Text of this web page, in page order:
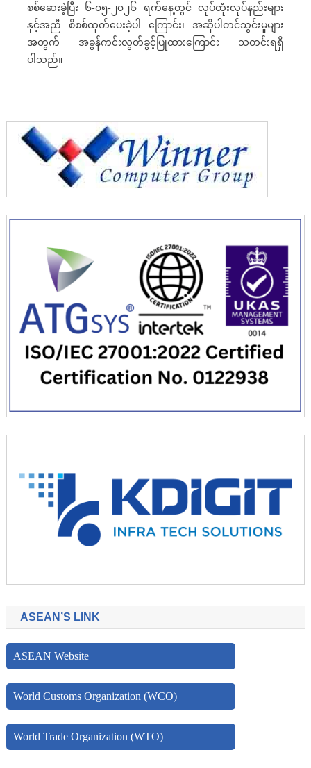
စစ်ဆေးခဲ့ပြီး ၆-၀၅-၂၀၂၆ ရက်နေ့တွင် လုပ်ထုံးလုပ်နည်းများ
နှင့်အညီ စိစစ်ထုတ်ပေးခဲ့ပါ ကြောင်း၊ အဆိုပါတင်သွင်းမှုများ
အတွက် အခွန်ကင်းလွတ်ခွင့်ပြုထားကြောင်း သတင်းရရှိ
ပါသည်။
ASEAN’S LINK
ASEAN Website
World Customs Organization (WCO)
World Trade Organization (WTO)